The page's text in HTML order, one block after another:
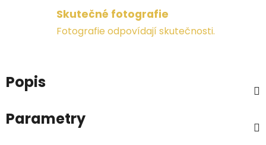
Skutečné fotografie
Fotografie odpovídají skutečnosti.
Popis
Parametry